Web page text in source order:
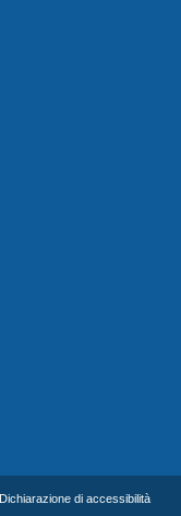
Dichiarazione di accessibilità